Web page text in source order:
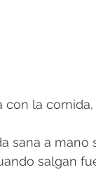
con la
sana a mano
salgan